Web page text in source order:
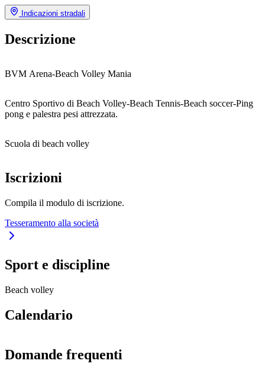
Indicazioni stradali
Descrizione
BVM Arena-Beach Volley Mania
Centro Sportivo di Beach Volley-Beach Tennis-Beach soccer-Ping
pong e palestra pesi attrezzata.
Scuola di beach volley
Iscrizioni
Compila il modulo di iscrizione.
Tesseramento alla società
Sport e discipline
Beach volley
Calendario
Domande frequenti